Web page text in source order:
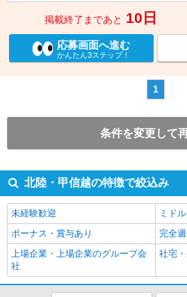
掲載終了まであと 10日
応募画面へ進む
かんたん3ステップ！
1
条件を変更して
北陸・甲信越の特徴で絞込み
未経験歓迎
ミド
ボーナス・賞与あり
完全
上場企業・上場企業のグループ会
社
社宅